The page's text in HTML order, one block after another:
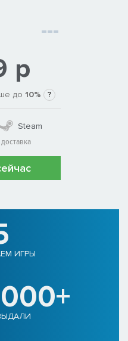
р
до 10% ?
Steam
ИГРЫ